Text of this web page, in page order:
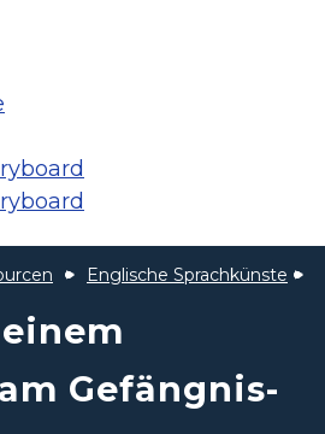
Englische Sprachkünste
Gefängnis-